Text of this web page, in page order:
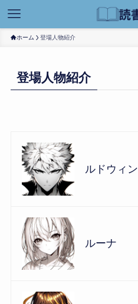
ホーム 登場人物紹介
登場人物紹介
ルドウィン
ルーナ